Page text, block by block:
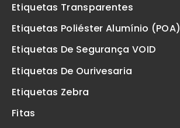
Etiquetas Transparentes
Etiquetas Poliéster Alumínio (POA)
Etiquetas De Segurança VOID
Etiquetas De Ourivesaria
Etiquetas Zebra
Fitas